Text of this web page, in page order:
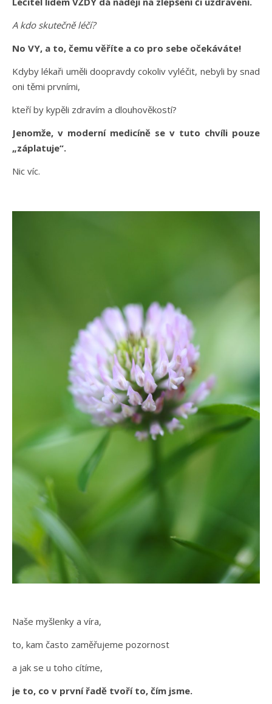
A kdo skutečně léčí?
No VY, a to, čemu věříte a co pro sebe očekáváte!
Kdyby lékaři uměli doopravdy cokoliv vyléčit, nebyli by snad
oni těmi prvními,
kteří by kypěli zdravím a dlouhověkostí?
Jenomže, v moderní medicíně se v tuto chvíli pouze
„záplatuje“.
Nic víc.
Naše myšlenky a víra,
to, kam často zaměřujeme pozornost
a jak se u toho cítíme,
je to, co v první řadě tvoří to, čím jsme.